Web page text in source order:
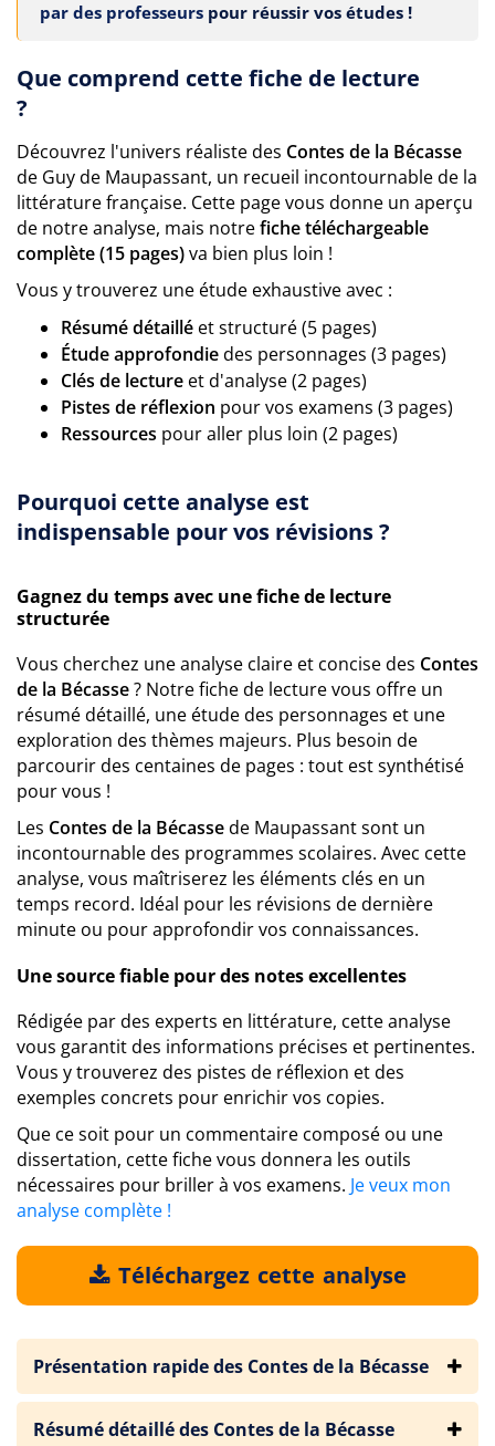
par des professeurs pour réussir vos études !
Que comprend cette fiche de lecture
?
Découvrez l'univers réaliste des Contes de la Bécasse
de Guy de Maupassant, un recueil incontournable de la
littérature française. Cette page vous donne un aperçu
de notre analyse, mais notrefiche téléchargeable
complète (15 pages)va bien plus loin !
Vous y trouverez une étude exhaustive avec :
Résumé détaillé et structuré (5 pages)
Étude approfondiedes personnages (3 pages)
Clés de lecture et d'analyse (2 pages)
Pistes de réflexion pour vos examens (3 pages)
Ressources pour aller plus loin (2 pages)
Pourquoi cette analyse est
indispensable pour vos révisions ?
Gagnez du temps avec une fiche de lecture
structurée
Vous cherchez une analyse claire et concise des Contes
de la Bécasse? Notre fiche de lecture vous offre un
résumé détaillé, une étude des personnages et une
exploration des thèmes majeurs. Plus besoin de
parcourir des centaines de pages : tout est synthétisé
pour vous !
Les Contes de la Bécassede Maupassant sont un
incontournable des programmes scolaires. Avec cette
analyse, vous maîtriserez les éléments clés en un
temps record. Idéal pour les révisions de dernière
minute ou pour approfondir vos connaissances.
Une source fiable pour des notes excellentes
Rédigée par des experts en littérature, cette analyse
vous garantit des informations précises et pertinentes.
Vous y trouverez des pistes de réflexion et des
exemples concrets pour enrichir vos copies.
Que ce soit pour un commentaire composé ou une
dissertation, cette fiche vous donnera les outils
nécessaires pour briller à vos examens. Je veux mon
analyse complète !
Téléchargez cette analyse
Présentation rapide des Contes de la Bécasse
Résumé détaillé des Contes de la Bécasse